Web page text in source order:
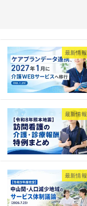
最新情報
最新情報
最新情報